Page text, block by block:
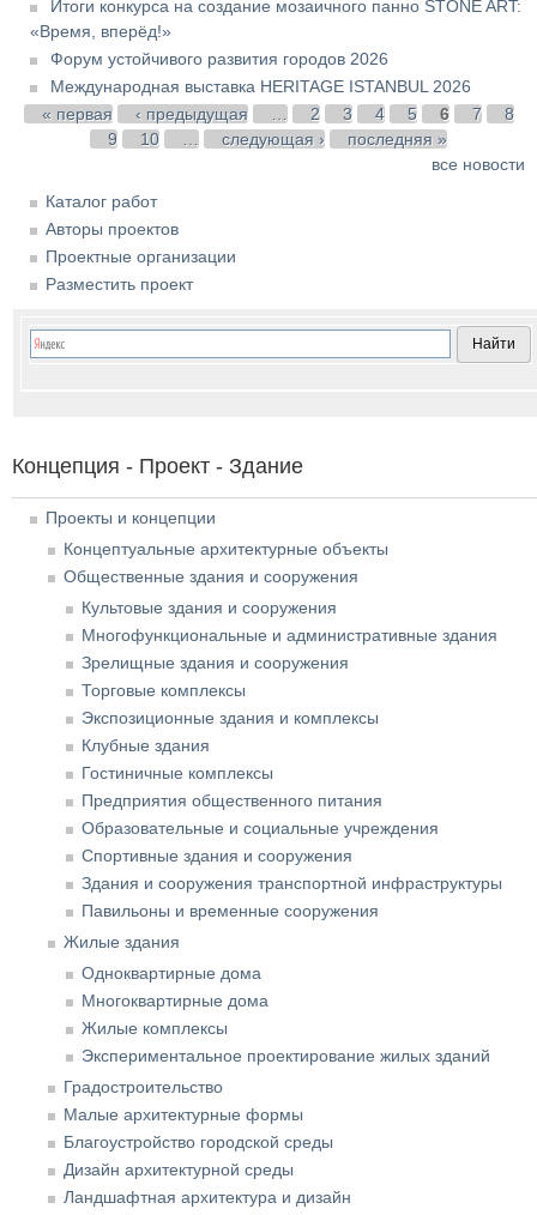
Итоги конкурса на создание мозаичного панно STONE ART:
«Время, вперёд!»
Форум устойчивого развития городов 2026
Международная выставка HERITAGE ISTANBUL 2026
Страницы
« первая ‹ предыдущая … 2 3 4 5 6 7
8
9
10 … следующая ›
последняя »
все новости
Каталог работ
Авторы проектов
Проектные организации
Разместить проект
Концепция - Проект - Здание
Проекты и концепции
Концептуальные архитектурные объекты
Общественные здания и сооружения
Культовые здания и сооружения
Многофункциональные и административные здания
Зрелищные здания и сооружения
Торговые комплексы
Экспозиционные здания и комплексы
Клубные здания
Гостиничные комплексы
Предприятия общественного питания
Образовательные и социальные учреждения
Спортивные здания и сооружения
Здания и сооружения транспортной инфраструктуры
Павильоны и временные сооружения
Жилые здания
Одноквартирные дома
Многоквартирные дома
Жилые комплексы
Экспериментальное проектирование жилых зданий
Градостроительство
Малые архитектурные формы
Благоустройство городской среды
Дизайн архитектурной среды
Ландшафтная архитектура и дизайн